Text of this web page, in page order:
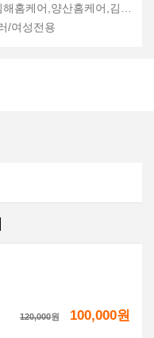
홈케어,양산홈케어,김해
/여성전용
120,000원 100,000원